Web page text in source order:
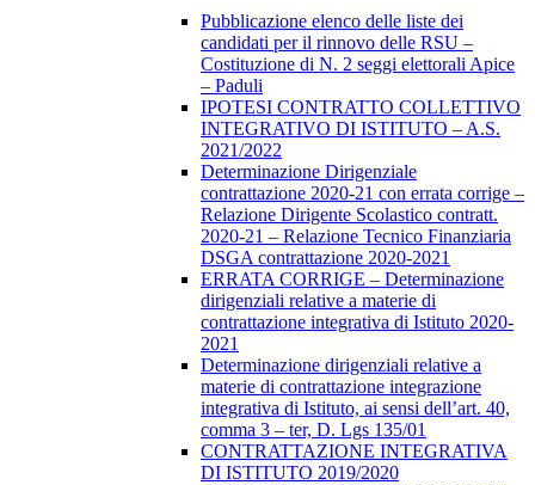
Pubblicazione elenco delle liste dei
candidati per il rinnovo delle RSU –
Costituzione di N. 2 seggi elettorali Apice
– Paduli
IPOTESI CONTRATTO COLLETTIVO
INTEGRATIVO DI ISTITUTO – A.S.
2021/2022
Determinazione Dirigenziale
contrattazione 2020-21 con errata corrige –
Relazione Dirigente Scolastico contratt.
2020-21 – Relazione Tecnico Finanziaria
DSGA contrattazione 2020-2021
ERRATA CORRIGE – Determinazione
dirigenziali relative a materie di
contrattazione integrativa di Istituto 2020-
2021
Determinazione dirigenziali relative a
materie di contrattazione integrazione
integrativa di Istituto, ai sensi dell’art. 40,
comma 3 – ter, D. Lgs 135/01
CONTRATTAZIONE INTEGRATIVA
DI ISTITUTO 2019/2020